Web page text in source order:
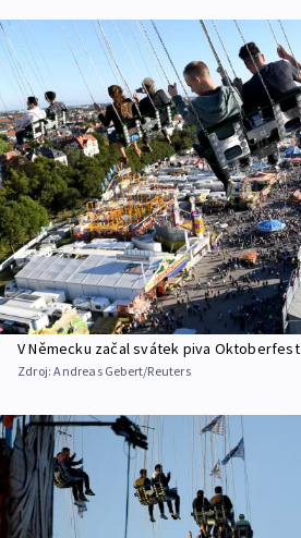
V Německu začal svátek piva Oktoberfest
Zdroj:Andreas Gebert/Reuters